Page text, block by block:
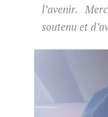
l’avenir.
soutenu et